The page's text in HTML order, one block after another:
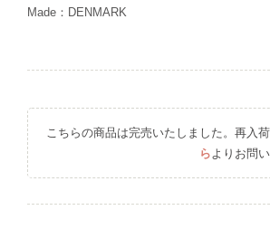
Made：DENMARK
こちらの商品は完売いたしました。再入
ら よりお問